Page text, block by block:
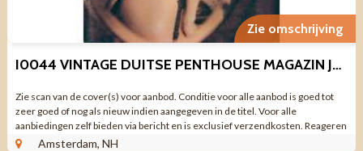
Zie omschrijving
I0044 VINTAGE DUITSE PENTHOUSE MAGAZIN JANUAR 1982 MET KALENDERPO
Zie scan van de cover(s) voor aanbod. Conditie voor alle aanbod is goed tot
zeer goed of nog als nieuw indien aangegeven in de titel. Voor alle
aanbiedingen zelf bieden via bericht en is exclusief verzendkosten. Reageren
via aanbieding ...
Amsterdam, NH